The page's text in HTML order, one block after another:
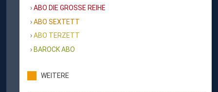
ABO DIE GROSSE REIHE
ABO SEXTETT
ABO TERZETT
BAROCK ABO
WEITERE